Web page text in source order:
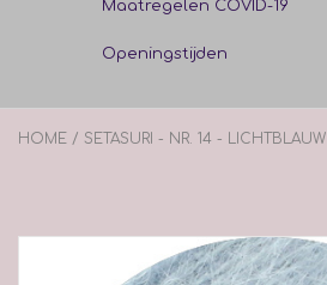
Maatregelen COVID-19
Openingstijden
HOME / SETASURI - NR. 14 - LICHTBLAUW